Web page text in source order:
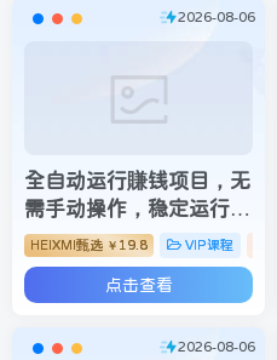
2026-08-06
全自动运行賺钱项目，无
需手动操作，稳定运行长
期可做，新手副业首选
【揭秘】
HEIXMI甄选 ￥ 19.8 VIP课程
点击查看
2026-08-06